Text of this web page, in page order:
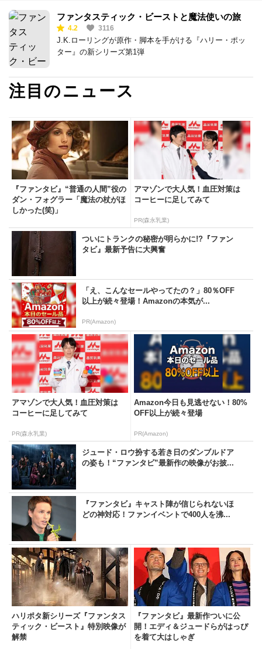
ファンタスティック・ビーストと魔法使いの旅
4.2 3116
J.K.ローリングが原作・脚本を手がける『ハリー・ポッ
ター』の新シリーズ第1弾
注目のニュース
『ファンタビ』“普通の人間”役の
ダン・フォグラー「魔法の杖がほ
しかった(笑)」
アマゾンで大人気！血圧対策は
コーヒーに足してみて
PR(森永乳業)
ついにトランクの秘密が明らかに!?『ファン
タビ』最新予告に大興奮
「え、こんなセールやってたの？」80％OFF
以上が続々登場！Amazonの本気が...
PR(Amazon)
アマゾンで大人気！血圧対策は
コーヒーに足してみて
PR(森永乳業)
Amazon今日も見逃せない！80%
OFF以上が続々登場
PR(Amazon)
ジュード・ロウ扮する若き日のダンブルドア
の姿も！“ファンタビ”最新作の映像がお披...
『ファンタビ』キャスト陣が信じられないほ
どの神対応！ファンイベントで400人を沸...
ハリポタ新シリーズ『ファンタス
ティック・ビースト』特別映像が
解禁
『ファンタビ』最新作ついに公
開！エディ＆ジュードらがはっぴ
を着て大はしゃぎ